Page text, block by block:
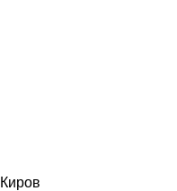
Киров